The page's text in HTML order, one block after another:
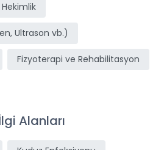
Ultrason vb.)
Fizyoterapi ve Rehabilitasyon
Alanları